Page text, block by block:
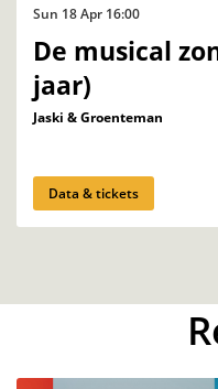
De musical
jaar)
Jaski & Groenteman
Sun 18 Apr 16:00
Data & tickets